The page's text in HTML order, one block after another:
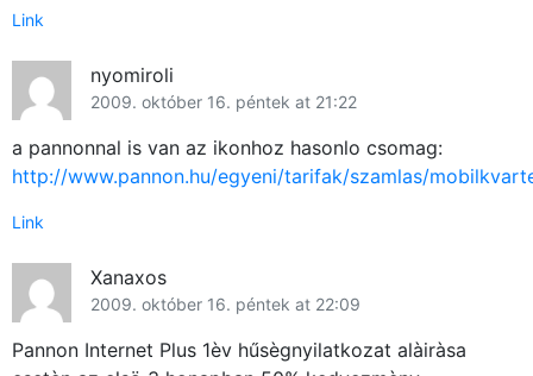
Link
nyomiroli
2009. október 16. péntek at 21:22
a pannonnal is van az ikonhoz hasonlo csomag:
http://www.pannon.hu/egyeni/tarifak/szamlas/
Link
Xanaxos
2009. október 16. péntek at 22:09
Pannon Internet Plus 1èv hűsègnyilatkozat alàiràsa